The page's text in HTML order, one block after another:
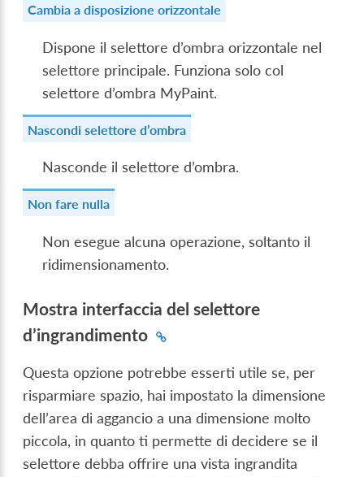
Cambia a disposizione orizzontale
Dispone il selettore d’ombra orizzontale nel
selettore principale. Funziona solo col
selettore d’ombra MyPaint.
Nascondi selettore d’ombra
Nasconde il selettore d’ombra.
Non fare nulla
Non esegue alcuna operazione, soltanto il
ridimensionamento.
Mostra interfaccia del selettore
d’ingrandimento
Questa opzione potrebbe esserti utile se, per
risparmiare spazio, hai impostato la dimensione
dell’area di aggancio a una dimensione molto
piccola, in quanto ti permette di decidere se il
selettore debba offrire una vista ingrandita